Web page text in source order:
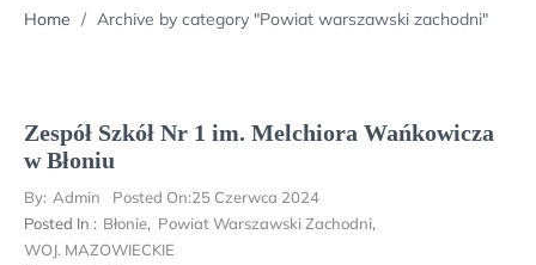
Home / Archive by category "Powiat warszawski zachodni"
Zespół Szkół Nr 1 im. Melchiora Wańkowicza
w Błoniu
By: Admin Posted On:25 Czerwca 2024
Posted In : Błonie, Powiat Warszawski Zachodni,
WOJ. MAZOWIECKIE